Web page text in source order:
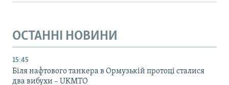
ОСТАННІ НОВИНИ
15:45
Біля нафтового танкера в Ормузькій протоці сталися
два вибухи – UKMTO